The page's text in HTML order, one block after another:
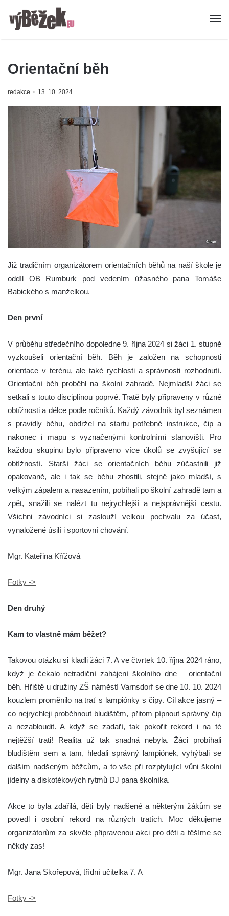
Orientační běh
redakce 13. 10. 2024
Již tradičním organizátorem orientačních běhů na naší škole je
oddíl OB Rumburk pod vedením úžasného pana Tomáše
Babického s manželkou.
Den první
V průběhu středečního dopoledne 9. října 2024 si žáci 1. stupně
vyzkoušeli orientační běh. Běh je založen na schopnosti
orientace v terénu, ale také rychlosti a správnosti rozhodnutí.
Orientační běh proběhl na školní zahradě. Nejmladší žáci se
setkali s touto disciplínou poprvé. Tratě byly připraveny v různé
obtížnosti a délce podle ročníků. Každý závodník byl seznámen
s pravidly běhu, obdržel na startu potřebné instrukce, čip a
nakonec i mapu s vyznačenými kontrolními stanovišti. Pro
každou skupinu bylo připraveno více úkolů se zvyšující se
obtížností. Starší žáci se orientačních běhu zúčastnili již
opakovaně, ale i tak se běhu zhostili, stejně jako mladší, s
velkým zápalem a nasazením, pobíhali po školní zahradě tam a
zpět, snažili se nalézt tu nejrychlejší a nejsprávnější cestu.
Všichni závodníci si zaslouží velkou pochvalu za účast,
vynaložené úsilí i sportovní chování.
Mgr. Kateřina Křížová
Fotky ->
Den druhý
Kam to vlastně mám běžet?
Takovou otázku si kladli žáci 7. A ve čtvrtek 10. října 2024 ráno,
když je čekalo netradiční zahájení školního dne – orientační
běh. Hřiště u družiny ZŠ náměstí Varnsdorf se dne 10. 10. 2024
kouzlem proměnilo na trať s lampiónky s čipy. Cíl akce jasný –
co nejrychleji proběhnout bludištěm, přitom pípnout správný čip
a nezabloudit. A když se zadaří, tak pokořit rekord i na té
nejtěžší trati! Realita už tak snadná nebyla. Žáci probíhali
bludištěm sem a tam, hledali správný lampiónek, vyhýbali se
dalším nadšeným běžcům, a to vše při rozptylující vůni školní
jídelny a diskotékových rytmů DJ pana školníka.
Akce to byla zdařilá, děti byly nadšené a některým žákům se
povedl i osobní rekord na různých tratích. Moc děkujeme
organizátorům za skvěle připravenou akci pro děti a těšíme se
někdy zas!
Mgr. Jana Skořepová, třídní učitelka 7. A
Fotky ->